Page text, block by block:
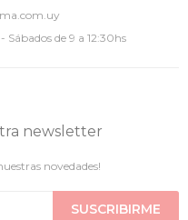
Sábados de 9 a 12:30hs
newsletter
novedades!
SUSCRIBIRME